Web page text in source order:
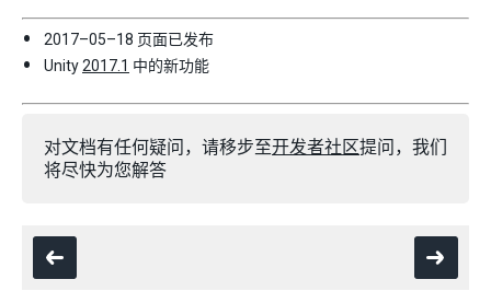
2017–05–18 页面已发布
Unity2017.1 中的新功能
对文档有任何疑问，请移步至开发者社区提问，我们
将尽快为您解答